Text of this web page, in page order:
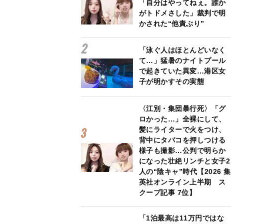
「自分はやってねぇ。誰か
がトドメさした」裁判で明
かされた“他責ぶり”
「泳ぐ人はほとんどいなく
て…」猛暑のナイトプール
で起きていた異変…港区女
子が明かすその実態
〈江別・集団暴行死〉「グ
ロかった…」全裸にして、
髪にライターで火をつけ、
背中にタバコを押しつける
様子も撮影…公判で明らか
になった壮絶リンチと女子2
人の“陰キャ”時代【2026 集
英社オンライン上半期 ス
クープ記事 7位】
「1泊最高は11万円ではな